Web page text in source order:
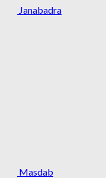
Janabadra
Masdab